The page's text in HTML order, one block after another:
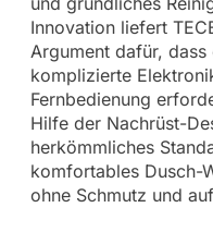
Innovation liefert
Argument dafür,
komplizierte
Fernbedienung
Hilfe der Nachrüst-
herkömmliches
komfortables Dusch-
ohne Schmutz und